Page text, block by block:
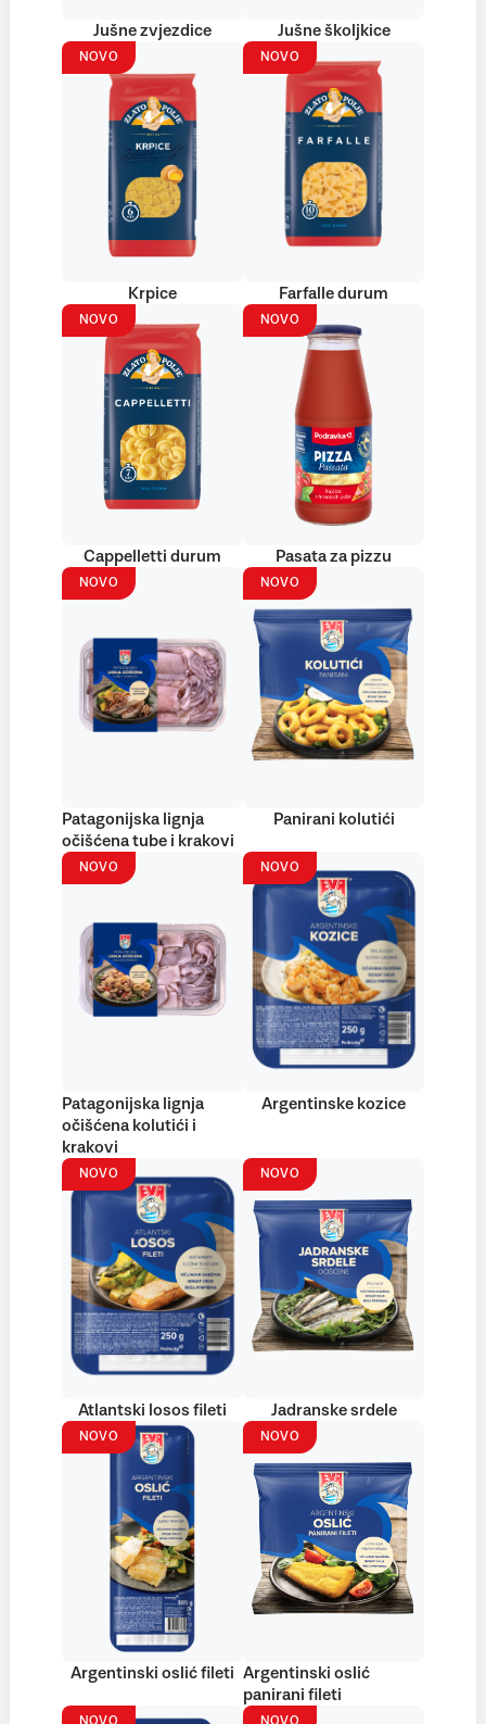
Jušne zvjezdice Jušne školjkice
NOVO
Krpice
NOVO
Farfalle durum
NOVO
Cappelletti durum
NOVO
Pasata za pizzu
NOVO
Patagonijska lignja
očišćena tube i krakovi
NOVO
Panirani kolutići
NOVO
Patagonijska lignja
očišćena kolutići i
krakovi
NOVO
Argentinske kozice
NOVO
Atlantski losos fileti
NOVO
Jadranske srdele
NOVO
Argentinski oslić fileti
NOVO
Argentinski oslić
panirani fileti